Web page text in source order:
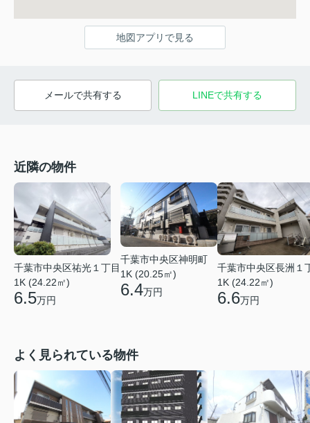
地図アプリで見る
メールで共有する LINEで共有する
近隣の物件
千葉市中央区祐光１丁目
1K (24.22㎡)
6.5万円
千葉市中央区神明町
1K (20.25㎡)
6.4万円
千葉市中央区長洲１
1K (24.22㎡)
6.6万円
よく見られている物件